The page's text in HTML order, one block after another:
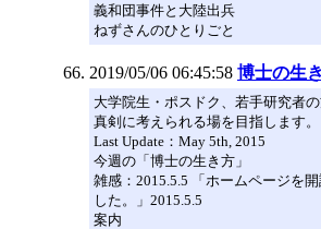
義和団事件と大陸出兵
ねずさんのひとりごと
2019/05/06 06:45:58 博士の生
大学院生・ポスドク、若手研究者
真剣に考えられる場を目指します。
Last Update：May 5th, 2015
今週の「博士の生き方」
雑感：2015.5.5 「ホームページを
した。」2015.5.5
案内